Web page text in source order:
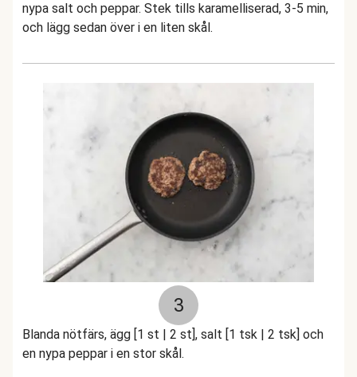
nypa salt och peppar. Stek tills karamelliserad, 3-5 min,
och lägg sedan över i en liten skål.
3
Blanda nötfärs, ägg [1 st | 2 st], salt [1 tsk | 2 tsk] och
en nypa peppar i en stor skål.